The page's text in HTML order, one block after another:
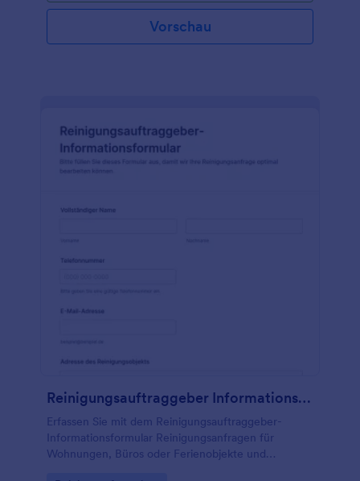
Vorschau
Reinigungsauftraggeber Informationsformular
Erfassen Sie mit dem Reinigungsauftraggeber-
Informationsformular Reinigungsanfragen für
Wohnungen, Büros oder Ferienobjekte und